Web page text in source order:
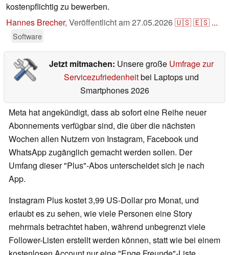
kostenpflichtig zu bewerben.
Hannes Brecher, Veröffentlicht am27.05.2026🇺🇸🇪🇸 ...
Software
Jetzt mitmachen: Unsere große Umfrage zur
Servicezufriedenheitbei Laptops und
Smartphones 2026
Meta hat angekündigt, dass ab sofort eine Reihe neuer
Abonnements verfügbar sind, die über die nächsten
Wochen allen Nutzern von Instagram, Facebook und
WhatsApp zugänglich gemacht werden sollen. Der
Umfang dieser "Plus"-Abos unterscheidet sich je nach
App.
Instagram Plus kostet 3,99 US-Dollar pro Monat, und
erlaubt es zu sehen, wie viele Personen eine Story
mehrmals betrachtet haben, während unbegrenzt viele
Follower-Listen erstellt werden können, statt wie bei einem